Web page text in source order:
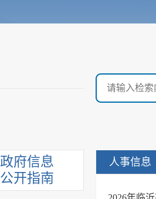
政府信息
公开指南
人事信息